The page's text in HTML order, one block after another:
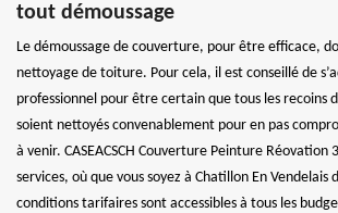
tout démoussage
Le démoussage de couverture, pour être efficace,
nettoyage de toiture. Pour cela, il est conseillé de
professionnel pour être certain que tous les recoins
soient nettoyés convenablement pour en pas
à venir. CASEACSCH Couverture Peinture Réovation
services, où que vous soyez à Chatillon En Vendelais
conditions tarifaires sont accessibles à tous les